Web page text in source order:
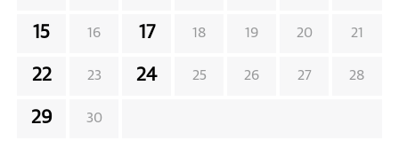
15 16 17 18 19 20 21
22 23 24 25 26 27 28
29 30